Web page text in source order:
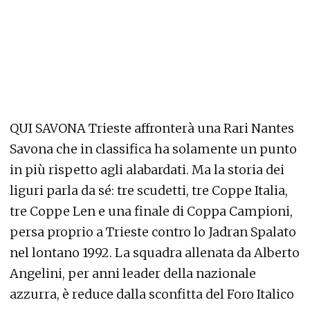
QUI SAVONA Trieste affronterà una Rari Nantes
Savona che in classifica ha solamente un punto
in più rispetto agli alabardati. Ma la storia dei
liguri parla da sé: tre scudetti, tre Coppe Italia,
tre Coppe Len e una finale di Coppa Campioni,
persa proprio a Trieste contro lo Jadran Spalato
nel lontano 1992. La squadra allenata da Alberto
Angelini, per anni leader della nazionale
azzurra, è reduce dalla sconfitta del Foro Italico